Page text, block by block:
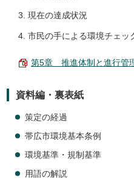
現在の達成状況
市民の手による環境チェッ
第5章 推進体制と進行管
資料編・裏表紙
策定の経過
帯広市環境基本条例
環境基準・規制基準
用語の解説